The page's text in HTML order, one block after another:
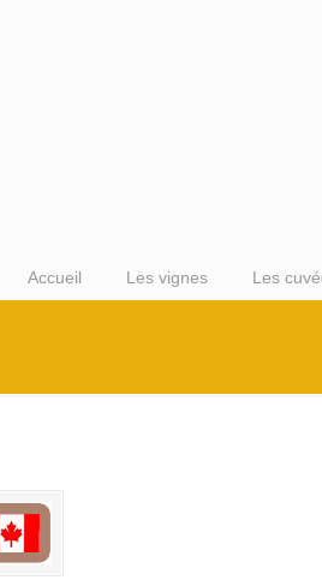
Accueil Les vignes Les